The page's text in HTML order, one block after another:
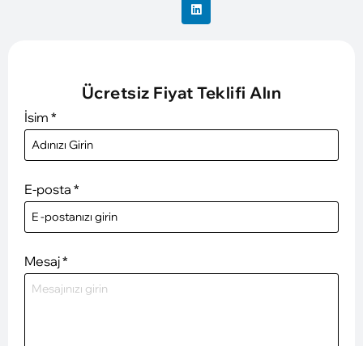
Ücretsiz Fiyat Teklifi Alın
İsim *
E-posta *
Mesaj*